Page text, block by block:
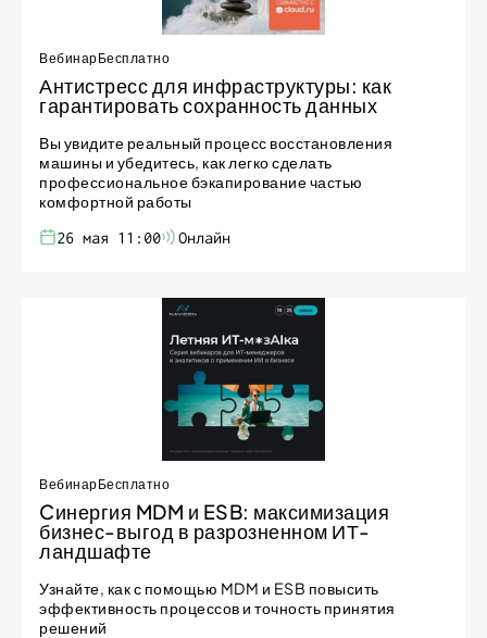
ВебинарБесплатно
Антистресс для инфраструктуры: как
гарантировать сохранность данных
Вы увидите реальный процесс восстановления
машины и убедитесь, как легко сделать
профессиональное бэкапирование частью
комфортной работы
26 мая 11:00
Онлайн
ВебинарБесплатно
Cинергия MDM и ESB: максимизация
бизнес-выгод в разрозненном ИТ-
ландшафте
Узнайте, как с помощью MDM и ESB повысить
эффективность процессов и точность принятия
решений